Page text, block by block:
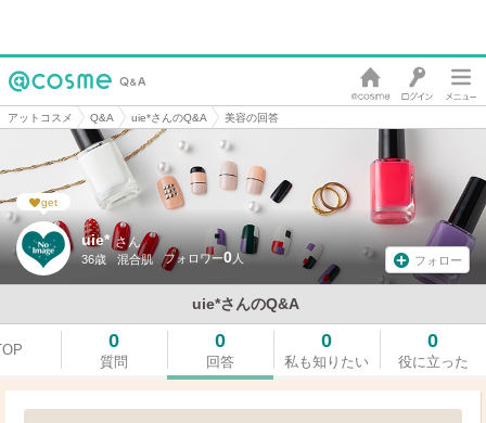
アットコスメ Q&A uie*さんのQ&A 美容の回答
uie* さん
36歳 混合肌 0 フォロー
uie*さんのQ&A
get
0
質問
0
回答
0
私も知りたい
0
役に立った